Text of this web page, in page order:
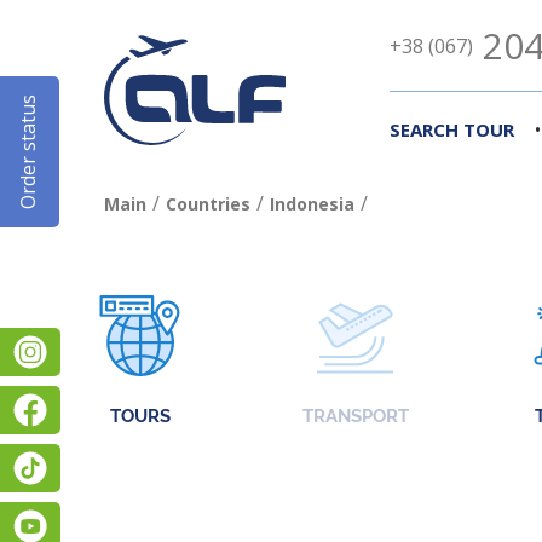
+38 (067)
SEARCH TOUR •
Order status
Instagram
Facebook
Main / Countries / Indonesia /
TOURS TRANSPORT